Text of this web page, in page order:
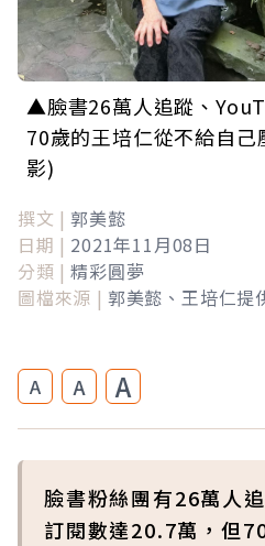
▲臉書26萬人追蹤、
70歲的王培仁從不給自
影)
撰文 | 郭美懿
日期 | 2021年11月08日
分類 | 精彩圓夢
圖檔來源 | 郭美懿、王培仁提
A A A
臉書粉絲團有26萬人
訂閱數達20.7萬，但